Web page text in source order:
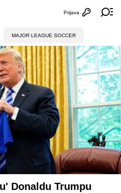
Otvori
Prijava
MAJOR LEAGUE SOCCER
Donaldu Trumpu